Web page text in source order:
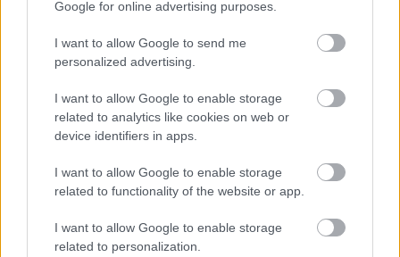
Google for online advertising purposes.
I want to allow Google to send me
personalized advertising.
I want to allow Google to enable storage
related to analytics like cookies on web or
device identifiers in apps.
I want to allow Google to enable storage
related to functionality of the website or app.
I want to allow Google to enable storage
related to personalization.
🇬🇧During the Munich
game, Lorenzo Brown
reported a left calf
injury and won’t be
available for tonight
game in Kaunas.
pic.twitter.com/